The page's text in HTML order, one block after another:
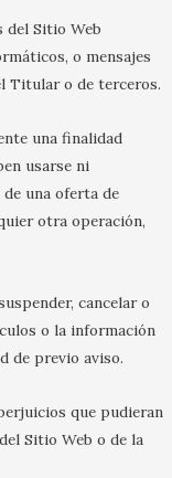
Sitio Web
o mensajes
Titular o de terceros.
una finalidad
usarse ni
una oferta de
otra operación,
cancelar o
o la información
de previo aviso.
que pudieran
Sitio Web o de la